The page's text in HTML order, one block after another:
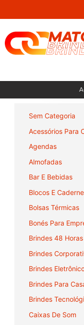
para
conteúdo
Sem Categoria
Acessórios Para
Agendas
Almofadas
Bar E Bebidas
Blocos E
Bolsas Térmicas
Bonés Para
Brindes 48 Horas
Brindes
Brindes
Brindes Para
Brindes
Caixas De Som